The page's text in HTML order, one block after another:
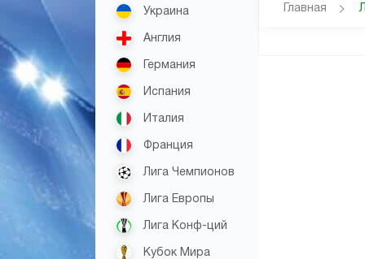
Украина
Англия
Германия
Испания
Италия
Франция
Лига Чемпионов
Лига Европы
Лига Конф-ций
Кубок Мира
Главная